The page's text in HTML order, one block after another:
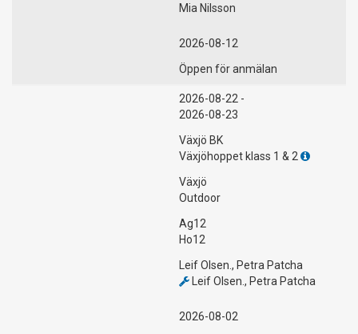
Mia Nilsson
2026-08-12
Öppen för anmälan
2026-08-22 -
2026-08-23
Växjö BK
Växjöhoppet klass 1 & 2
Växjö
Outdoor
Ag12
Ho12
Leif Olsen., Petra Patcha
Leif Olsen., Petra Patcha
2026-08-02